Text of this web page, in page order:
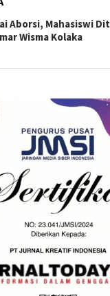
Aborsi, Mahasiswi
Wisma Kolaka